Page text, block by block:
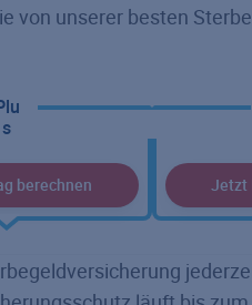
von unserer besten
s
berechnen Jetzt